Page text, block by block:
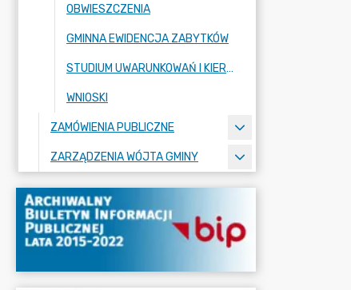
OBWIESZCZENIA
GMINNA EWIDENCJA ZABYTKÓW
STUDIUM UWARUNKOWAŃ I KIERUNKÓW ZAGOSPODAROWANIA PRZESTRZENNEGO
WNIOSKI
ZAMÓWIENIA PUBLICZNE
ZARZĄDZENIA WÓJTA GMINY